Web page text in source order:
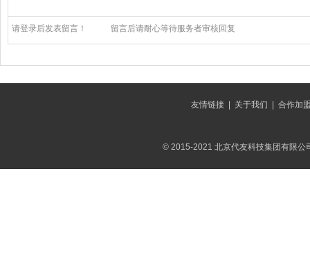
请登录后发表留言！ 留言后请耐心等待服务者审核回复
友情链接| 关于我们 合作加
© 2015-2021 北京代友科技集团有限